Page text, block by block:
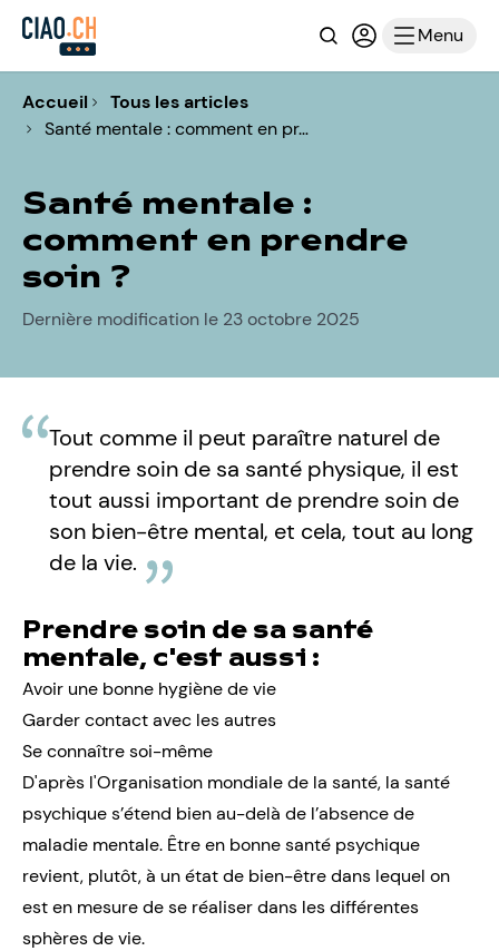
RechercheConnexion
Menu
Accueil
Tous les articles
Santé mentale : comment en pr…
Santé mentale :
comment en prendre
soin ?
Dernière modification le 23 octobre 2025
Tout comme il peut paraître naturel de
prendre soin de sa santé physique, il est
tout aussi important de prendre soin de
son bien-être mental, et cela, tout au long
de la vie.
Prendre soin de sa santé
mentale, c'est aussi :
Avoir une bonne hygiène de vie
Garder contact avec les autres
Se connaître soi-même
D'après l'Organisation mondiale de la santé, la santé
psychique s’étend bien au-delà de l’absence de
maladie mentale. Être en bonne santé psychique
revient, plutôt, à un état de bien-être dans lequel on
est en mesure de se réaliser dans les différentes
sphères de vie.